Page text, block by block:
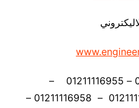
موبايل: 01211116954 – 01211116955 –
01211116956 – 01211116957 – 01211116958 –